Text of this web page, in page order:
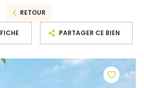
RETOUR
PARTAGER CE BIEN